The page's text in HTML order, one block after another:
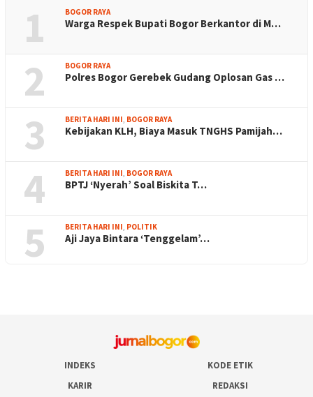
1 BOGOR RAYA
Warga Respek Bupati Bogor Berkantor di M…
2 BOGOR RAYA
Polres Bogor Gerebek Gudang Oplosan Gas …
3 BERITA HARI INI, BOGOR RAYA
Kebijakan KLH, Biaya Masuk TNGHS Pamijah…
4 BERITA HARI INI, BOGOR RAYA
BPTJ ‘Nyerah’ Soal Biskita T…
5 BERITA HARI INI, POLITIK
Aji Jaya Bintara ‘Tenggelam’…
INDEKS
KODE ETIK
KARIR
REDAKSI